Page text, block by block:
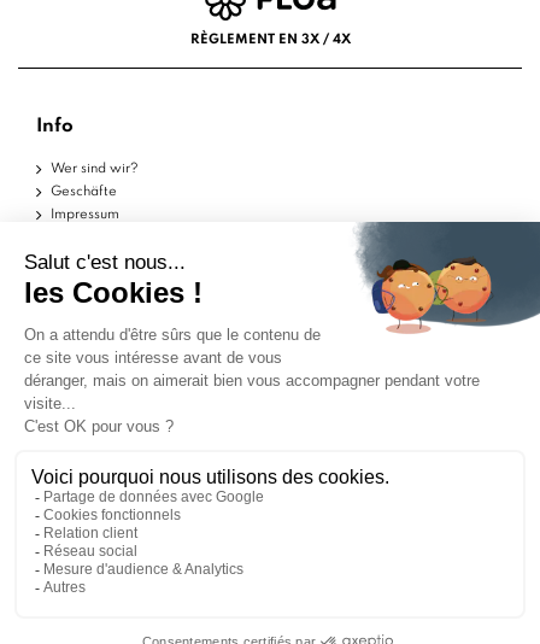
RÈGLEMENT EN 3X / 4X
Info
Wer sind wir?
Geschäfte
Impressum
Datenschutzerklärung
Hilfe
Musterstücke
Lieferungen
Rückgaben
FAQs
Kontakt
Händler zugelassen von Gesellschaft für Garantierte
Bewertungen,Klicken Sie hier
SIE REDEN ÜBER UNS